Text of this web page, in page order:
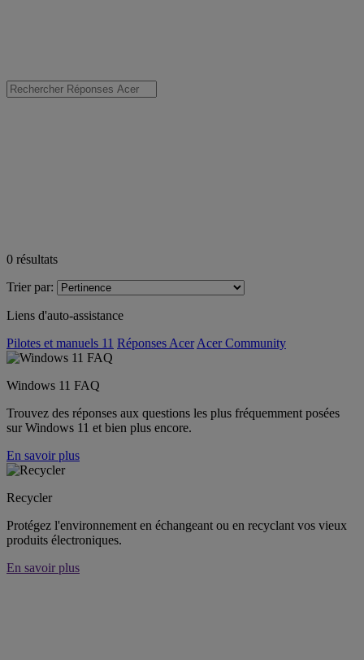
0 résultats
Trier par:
Liens d'auto-assistance
Pilotes et manuels 11 Réponses Acer Acer Community
Windows 11 FAQ
Trouvez des réponses aux questions les plus fréquemment posées
sur Windows 11 et bien plus encore.
En savoir plus
Recycler
Protégez l'environnement en échangeant ou en recyclant vos vieux
produits électroniques.
En savoir plus